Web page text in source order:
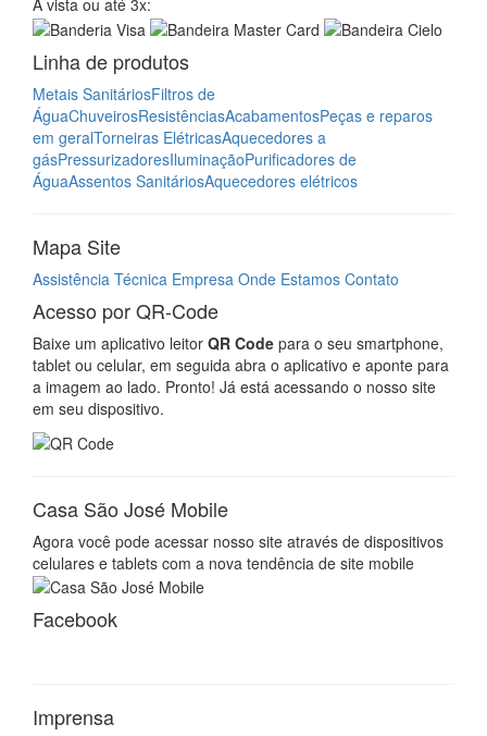
Acesso por QR-Code
tablet ou celular, em seguida abra o aplicativo e aponte para
a imagem ao lado. Pronto! Já está acessando o nosso site
em seu dispositivo.
Agora você pode acessar nosso site através de dispositivos
celulares e tablets com a nova tendência de site mobile
Facebook
Imprensa